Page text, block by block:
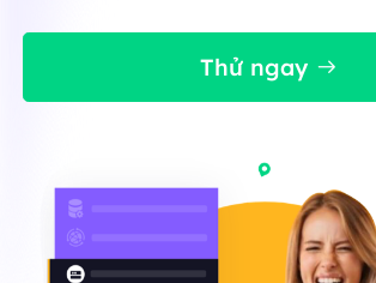
Thử ngay